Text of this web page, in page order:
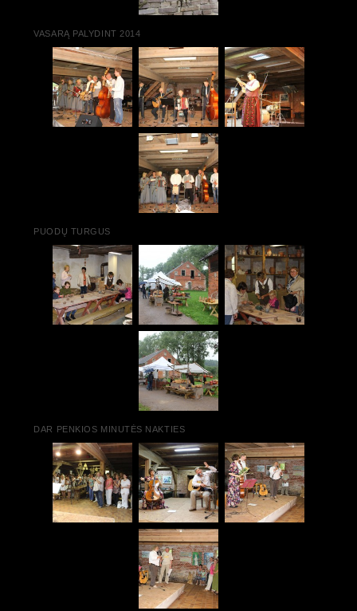
VASARĄ PALYDINT 2014
PUODŲ TURGUS
DAR PENKIOS MINUTĖS NAKTIES